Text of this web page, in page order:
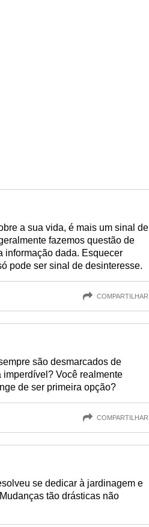
a sua vida, é mais um sinal de
fazemos questão de
informação dada. Esquecer
pode ser sinal de desinteresse.
COMPARTILHAR
são desmarcados de
Você realmente
de ser primeira opção?
COMPARTILHAR
se dedicar à jardinagem e
tão drásticas não